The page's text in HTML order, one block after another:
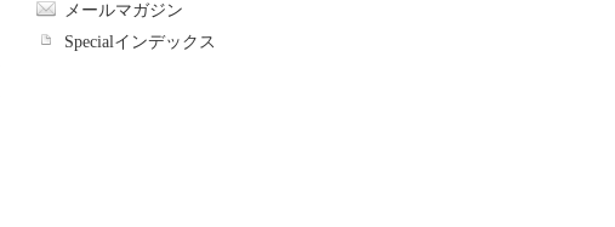
メールマガジン
Specialインデックス